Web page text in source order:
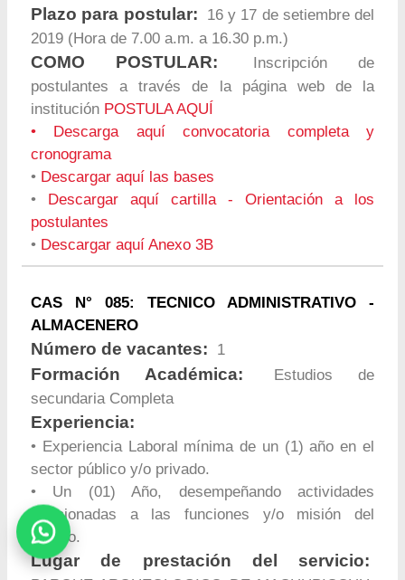
Plazo para postular:
16 y 17 de setiembre del
2019 (Hora de 7.00 a.m. a 16.30 p.m.)
COMO POSTULAR:
Inscripción de
postulantes a través de la página web de la
institución POSTULA AQUÍ
•
Descarga aquí convocatoria completa y
cronograma
• Descargar aquí las bases
•
Descargar aquí cartilla - Orientación a los
postulantes
• Descargar aquí Anexo 3B
CAS N° 085: TECNICO ADMINISTRATIVO -
ALMACENERO
Número de vacantes: 1
Formación Académica:
Estudios de
secundaria Completa
Experiencia:
• Experiencia Laboral mínima de un (1) año en el
sector público y/o privado.
• Un (01) Año, desempeñando actividades
relacionadas a las funciones y/o misión del
puesto.
Lugar de prestación del servicio: